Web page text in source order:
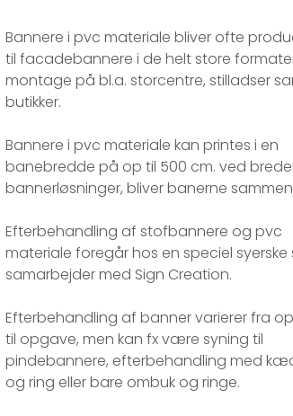
​Bannere i pvc materiale bliver ofte
til facadebannere i de helt store
montage på bl.a. storcentre, stilladser
butikker.​​
Bannere i pvc materiale kan printes i en
banebredde på op til 500 cm. ved
bannerløsninger, bliver banerne
Efterbehandling af stofbannere og pvc
materiale foregår hos en speciel syerske
samarbejder med Sign Creation.
Efterbehandling af banner varierer fra
til opgave, men kan fx være syning til
pindebannere, efterbehandling med
og ring eller bare ombuk og ringe.